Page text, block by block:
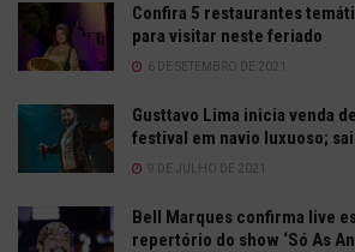
Confira 5 restaurantes
para visitar neste feriado
6 DE SETEMBRO DE 2021
Gusttavo Lima inicia venda
festival em navio luxuoso;
9 DE JULHO DE 2021
Bell Marques confirma live
repertório do show ‘Só As